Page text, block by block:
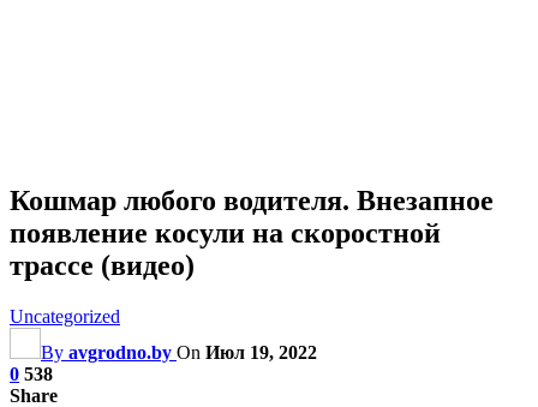
Кошмар любого водителя. Внезапное
появление косули на скоростной
трассе (видео)
Uncategorized
By avgrodno.by On Июл 19, 2022
0 538
Share